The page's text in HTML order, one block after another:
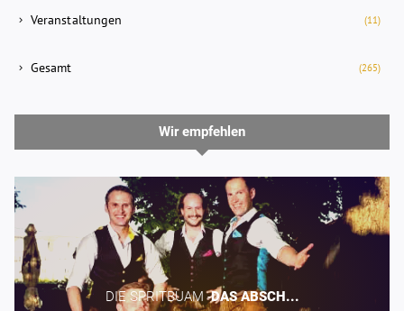
Veranstaltungen (11)
Gesamt (265)
Wir empfehlen
DIE SPRITBUAM -​DAS ABSCH...